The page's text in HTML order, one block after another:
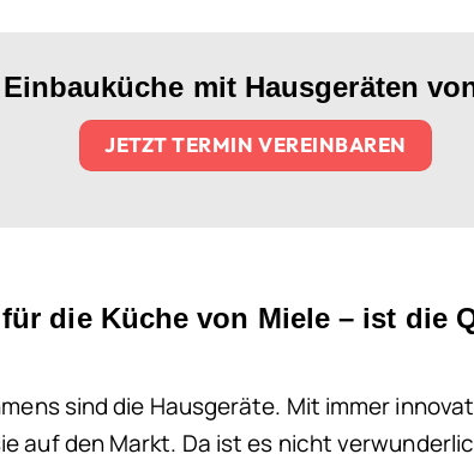
mit Hausgeräten
JETZT TERMIN VEREINBAREN
die Küche von Miele – ist die
sind die Hausgeräte. Mit immer
auf den Markt. Da ist es nicht